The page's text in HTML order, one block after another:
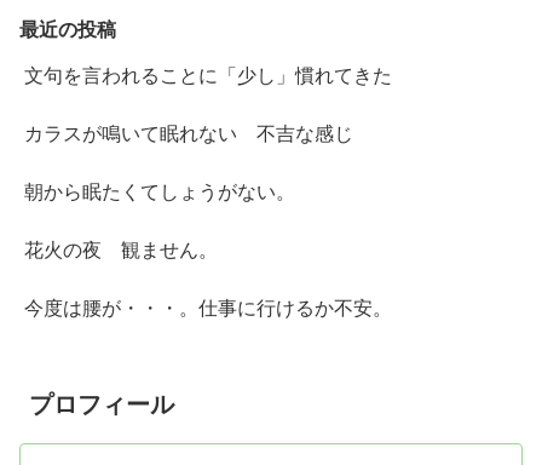
最近の投稿
文句を言われることに「少し」慣れてきた
カラスが鳴いて眠れない 不吉な感じ
朝から眠たくてしょうがない。
花火の夜 観ません。
今度は腰が・・・。仕事に行けるか不安。
プロフィール